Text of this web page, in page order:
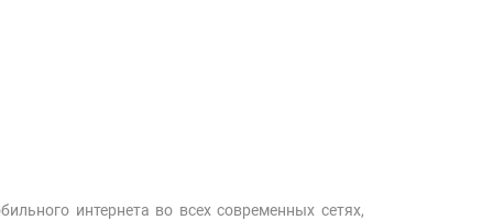
интернета во всех современных сетях,